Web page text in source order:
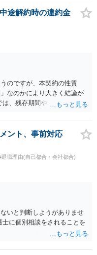
途解約時の違約金
のですが、本契約の性質
なのかにより大きく結論が
、残存期間や報酬額、投下
う意味ではなく、実際の損
約金に上限がなくても、常
労働契約に近い実態なら労
なくても、金額が事務所の
なります。 ・契約前の修正
上限額を設ける、実損害ベ
典型です。 ・弁護士に契約
値は十分にあると思われま
、実態として労働者性があ
るか、違約金の算定根拠が
契約前なら、交渉のパワー
上弁護士に確認されること
ント、事前対応
退職理由(自己都合・会社都合)
いと判断しようがありませ
に個別相談をされることを